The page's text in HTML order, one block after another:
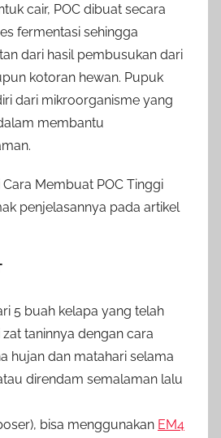
cair, POC dibuat secara
fermentasi sehingga
dari hasil pembusukan dari
kotoran hewan. Pupuk
dari mikroorganisme yang
membantu
Membuat POC Tinggi
penjelasannya pada artikel
5 buah kelapa yang telah
taninnya dengan cara
hujan dan matahari selama
direndam semalaman lalu
bisa menggunakan EM4